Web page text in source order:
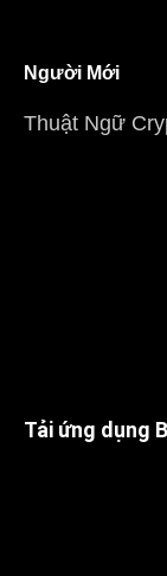
Người Mới
Thuật Ngữ
Tải ứng dụng